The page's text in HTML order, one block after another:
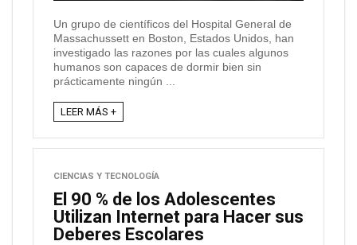
Un grupo de científicos del Hospital General de
Massachussett en Boston, Estados Unidos, han
investigado las razones por las cuales algunos
humanos son capaces de dormir bien sin
prácticamente ningún ...
LEER MÁS +
CIENCIAS Y TECNOLOGÍA
El 90 % de los Adolescentes
Utilizan Internet para Hacer sus
Deberes Escolares